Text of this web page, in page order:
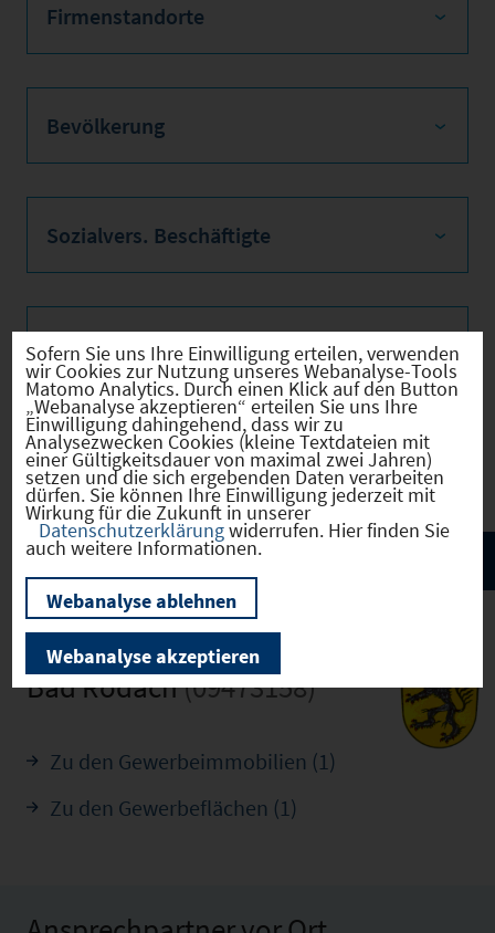
Firmenstandorte
Bevölkerung
Sozialvers. Beschäftigte
Verkehrsinfrastruktur
Kommunale Infrastruktur
Bad Rodach(09473158)
Zu den Gewerbeimmobilien (1)
Zu den Gewerbeflächen (1)
Sofern Sie uns Ihre Einwilligung erteilen, verwenden
wir Cookies zur Nutzung unseres Webanalyse-Tools
Matomo Analytics. Durch einen Klick auf den Button
„Webanalyse akzeptieren“ erteilen Sie uns Ihre
Einwilligung dahingehend, dass wir zu
Analysezwecken Cookies (kleine Textdateien mit
einer Gültigkeitsdauer von maximal zwei Jahren)
setzen und die sich ergebenden Daten verarbeiten
dürfen. Sie können Ihre Einwilligung jederzeit mit
Wirkung für die Zukunft in unserer
Datenschutzerklärungwiderrufen. Hier finden Sie
auch weitere Informationen.
Webanalyse ablehnen
Webanalyse akzeptieren